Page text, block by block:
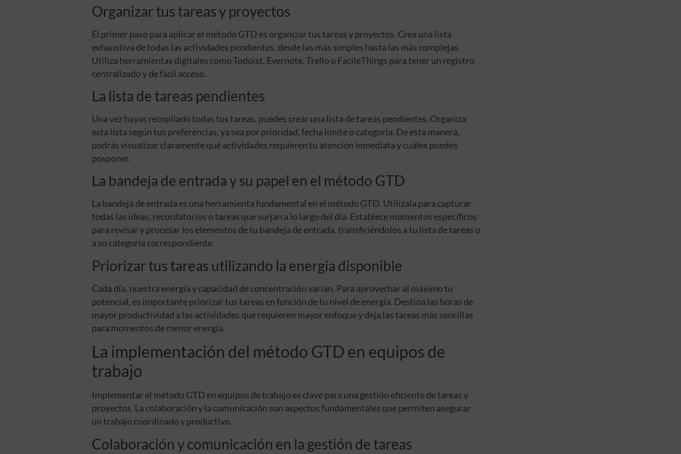
Organizar tus tareas y proyectos
El primer paso para aplicar el método GTD es organizar tus tareas y proyectos. Crea una lista
exhaustiva de todas las actividades pendientes, desde las más simples hasta las más complejas.
Utiliza herramientas digitales como Todoist, Evernote, Trello o FacileThings para tener un registro
centralizado y de fácil acceso.
La lista de tareas pendientes
Una vez hayas recopilado todas tus tareas, puedes crear una lista de tareas pendientes. Organiza
esta lista según tus preferencias, ya sea por prioridad, fecha límite o categoría. De esta manera,
podrás visualizar claramente qué actividades requieren tu atención inmediata y cuáles puedes
posponer.
La bandeja de entrada y su papel en el método GTD
La bandeja de entrada es una herramienta fundamental en el método GTD. Utilízala para capturar
todas las ideas, recordatorios o tareas que surjan a lo largo del día. Establece momentos específicos
para revisar y procesar los elementos de tu bandeja de entrada, transfiriéndolos a tu lista de tareas o
a su categoría correspondiente.
Priorizar tus tareas utilizando la energía disponible
Cada día, nuestra energía y capacidad de concentración varían. Para aprovechar al máximo tu
potencial, es importante priorizar tus tareas en función de tu nivel de energía. Destina las horas de
mayor productividad a las actividades que requieren mayor enfoque y deja las tareas más sencillas
para momentos de menor energía.
La implementación del método GTD en equipos de
trabajo
Implementar el método GTD en equipos de trabajo es clave para una gestión eficiente de tareas y
proyectos. La colaboración y la comunicación son aspectos fundamentales que permiten asegurar
un trabajo coordinado y productivo.
Colaboración y comunicación en la gestión de tareas